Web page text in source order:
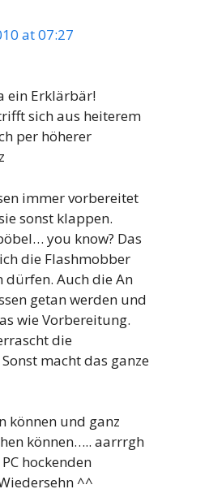
at 07:27
ein Erklärbär!
sich aus heiterem
per höherer
immer vorbereitet
sonst klappen.
you know? Das
die Flashmobber
dürfen. Auch die An
getan werden und
wie Vorbereitung.
die
macht das ganze
können und ganz
können….. aarrrgh
hockenden
^^